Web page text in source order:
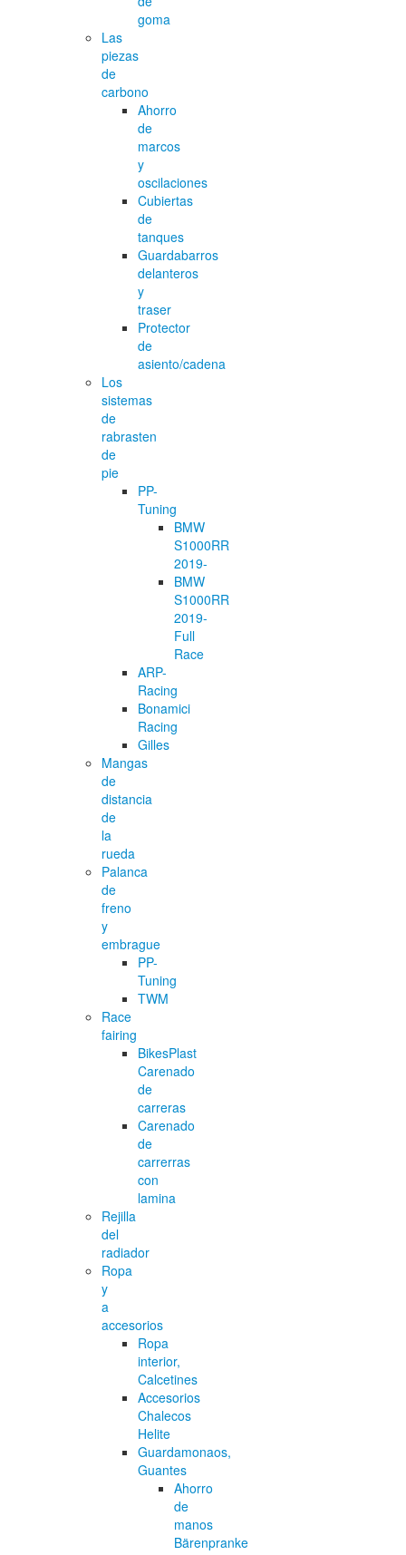
goma
Las
piezas
de
carbono
Ahorro
de
marcos
y
oscilaciones
Cubiertas
de
tanques
Guardabarros
delanteros
y
traser
Protector
de
asiento/cadena
Los
sistemas
de
rabrasten
de
pie
PP-
Tuning
BMW
S1000RR
2019-
BMW
S1000RR
2019-
Full
Race
ARP-
Racing
Bonamici
Racing
Gilles
Mangas
de
distancia
de
la
rueda
Palanca
de
freno
y
embrague
PP-
Tuning
TWM
Race
fairing
BikesPlast
Carenado
de
carreras
Carenado
de
carrerras
con
lamina
Rejilla
del
radiador
Ropa
y
a
accesorios
Ropa
interior,
Calcetines
Accesorios
Chalecos
Helite
Guardamonaos,
Guantes
Ahorro
de
manos
Bärenpranke